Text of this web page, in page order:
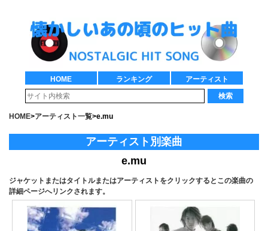
HOME ランキング
アーティスト
検索
HOME>アーティスト一覧>e.mu
アーティスト別楽曲
e.mu
ジャケットまたはタイトルまたはアーティストをクリックするとこの楽曲の
詳細ページへリンクされます。